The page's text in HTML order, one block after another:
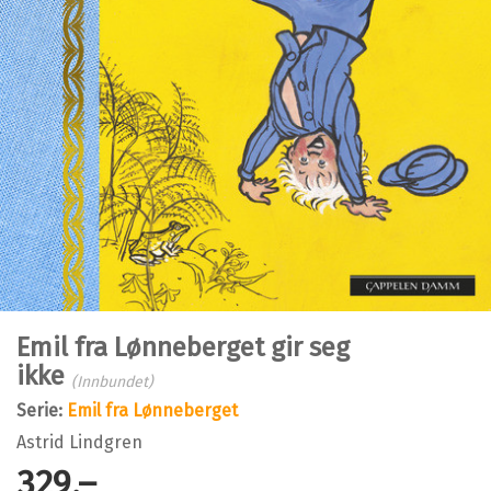
Emil fra Lønneberget gir seg
ikke (Innbundet)
Serie: Emil fra Lønneberget
Astrid Lindgren